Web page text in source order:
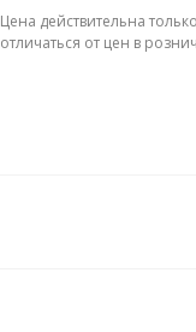
Цена действительна
отличаться от цен в